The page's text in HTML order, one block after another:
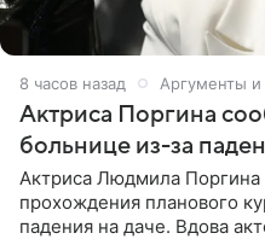
8 часов назад Аргументы и
Актриса Поргина
больнице из-за
Актриса Людмила Поргина
прохождения планового
падения на даче. Вдова